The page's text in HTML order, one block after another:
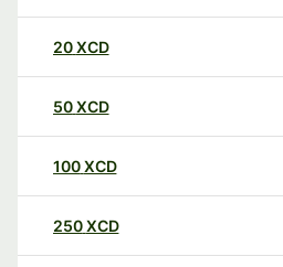
20XCD
50XCD
100XCD
250XCD